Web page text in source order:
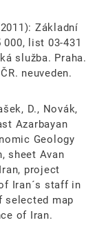
Základní
list 03-431
služba. Praha.
neuveden.
D., Novák,
Azarbayan
Geology
sheet Avan
project
Iran´s staff in
selected map
of Iran.